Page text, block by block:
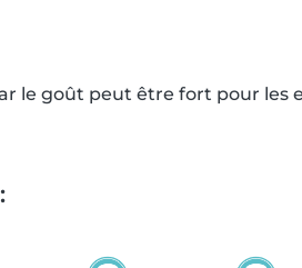
le goût peut être fort pour les